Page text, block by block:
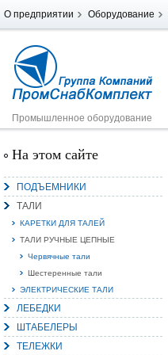
О предприятии Оборудование
Промышленное оборудование
На этом сайте
ПОДЪЕМНИКИ
ТАЛИ
КАРЕТКИ ДЛЯ ТАЛЕЙ
ТАЛИ РУЧНЫЕ ЦЕПНЫЕ
Червячные тали
Шестеренные тали
ЭЛЕКТРИЧЕСКИЕ ТАЛИ
ЛЕБЕДКИ
ШТАБЕЛЕРЫ
ТЕЛЕЖКИ